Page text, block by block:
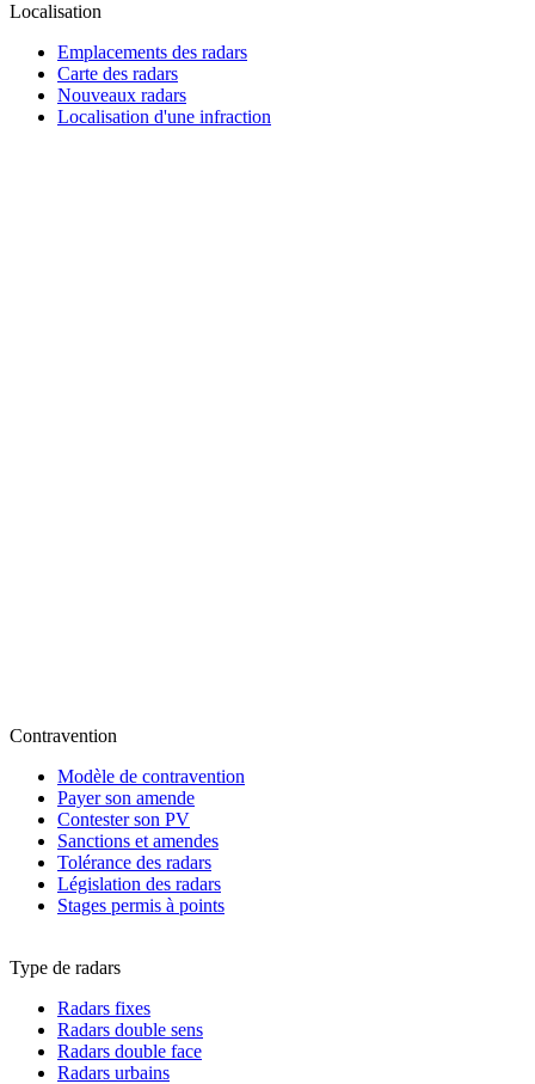
Localisation
Emplacements des radars
Carte des radars
Nouveaux radars
Localisation d'une infraction
Contravention
Modèle de contravention
Payer son amende
Contester son PV
Sanctions et amendes
Tolérance des radars
Législation des radars
Stages permis à points
Type de radars
Radars fixes
Radars double sens
Radars double face
Radars urbains